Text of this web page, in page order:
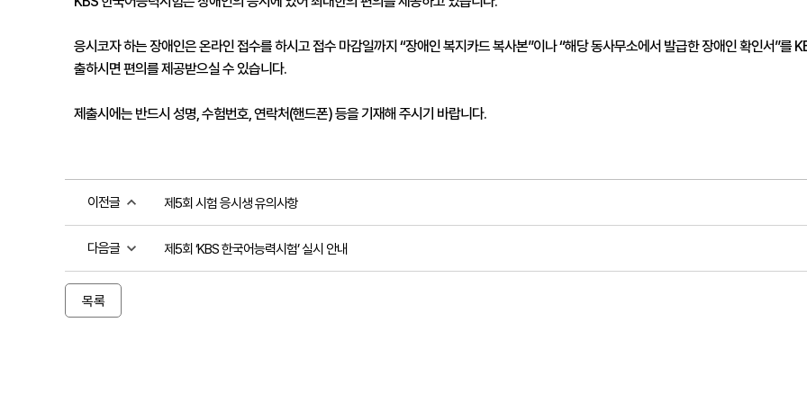
응시코자 하는 장애인은 온라인 접수를 하시고 접수 마감일까지 “장애인 복지카드 복사본”이나 “해당 동사무소에서 발급한 장애인 확인서”
출하시면 편의를 제공받으실 수 있습니다.
제출시에는 반드시 성명, 수험번호, 연락처(핸드폰) 등을 기재해 주시기 바랍니다.
이전글 제5회 시험 응시생 유의사항
다음글 제5회 ‘KBS 한국어능력시험’ 실시 안내
목록